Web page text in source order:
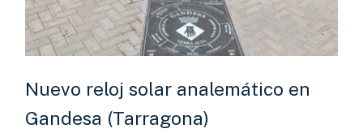
Nuevo reloj solar analemático en
Gandesa (Tarragona)